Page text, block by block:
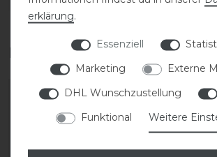
Das perfekte Zubehör für
erklärung.
Essenziell
Marketing
Externe
DHL Wunschzustellung
Funktional
Weitere